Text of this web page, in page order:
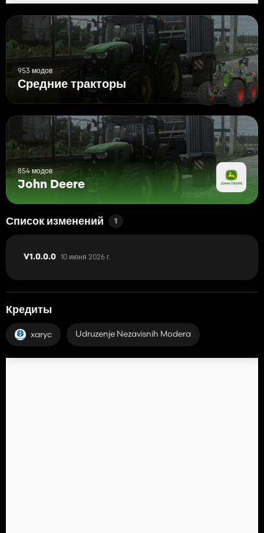
953 модов
Средние тракторы
854 модов
John Deere
Список изменений 1
V1.0.0.0 10 июня 2026 г.
Кредиты
xaryc Udruzenje Nezavisnih Modera